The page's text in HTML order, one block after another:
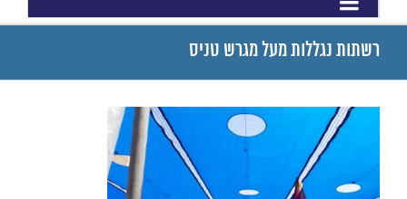
רשתות נגללות מעל מגרש טניס